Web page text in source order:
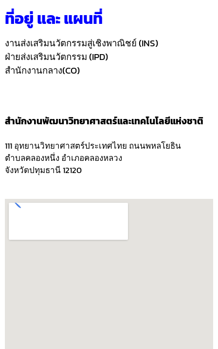
ที่อยู่ และ แผนที่
งานส่งเสริมนวัตกรรมสู่เชิงพาณิชย์ (INS)
ฝ่ายส่งเสริมนวัตกรรม (IPD)
สำนักงานกลาง(CO)
สำนักงานพัฒนาวิทยาศาสตร์และเทคโนโลยีแห่งชาติ
111 อุทยานวิทยาศาสตร์ประเทศไทย ถนนพหลโยธิน
ตำบลคลองหนึ่ง อำเภอคลองหลวง
จังหวัดปทุมธานี 12120